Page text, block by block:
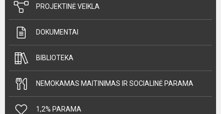
PROJEKTINĖ VEIKLA
DOKUMENTAI
BIBLIOTEKA
NEMOKAMAS MAITINIMAS IR SOCIALINĖ PARAMA
1,2% PARAMA